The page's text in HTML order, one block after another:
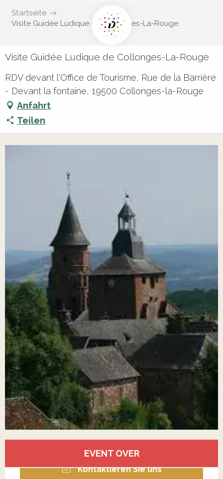
Startseite
Visite Guidée Ludique de Collonges-La-Rouge
Visite Guidée Ludique de Collonges-La-Rouge
RDV devant l'Office de Tourisme, Rue de la Barrière
- Devant la fontaine, 19500 Collonges-la-Rouge
Anfahrt
Teilen
EVENT OVER
Kontaktieren Sie uns